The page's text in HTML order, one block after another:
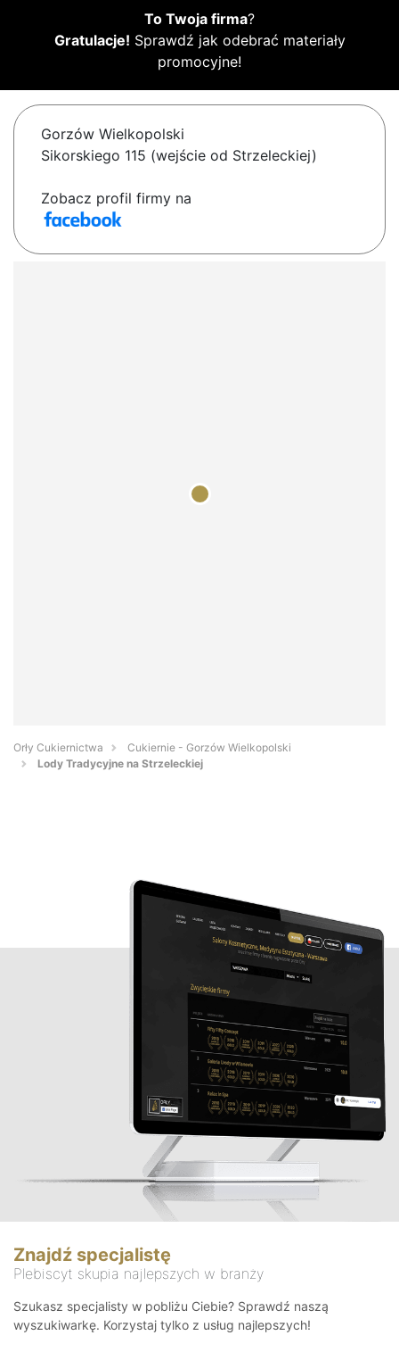
To Twoja firma?
Gratulacje! Sprawdź jak odebrać materiały
promocyjne!
Gorzów Wielkopolski
Sikorskiego 115 (wejście od Strzeleckiej)
Zobacz profil firmy na
Orły Cukiernictwa
Cukiernie - Gorzów Wielkopolski
Lody Tradycyjne na Strzeleckiej
Znajdź specjalistę
Plebiscyt skupia najlepszych w branży
Szukasz specjalisty w pobliżu Ciebie? Sprawdź naszą
wyszukiwarkę. Korzystaj tylko z usług najlepszych!